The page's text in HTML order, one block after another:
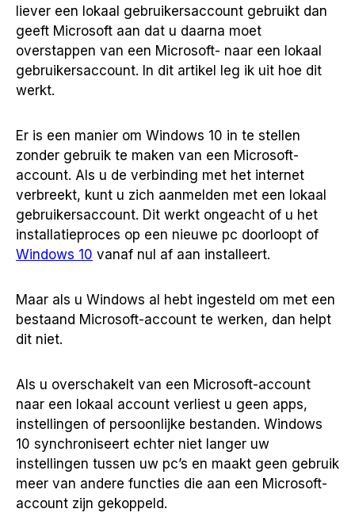
liever een lokaal gebruikersaccount gebruikt dan
geeft Microsoft aan dat u daarna moet
overstappen van een Microsoft- naar een lokaal
gebruikersaccount. In dit artikel leg ik uit hoe dit
werkt.
Er is een manier om Windows 10 in te stellen
zonder gebruik te maken van een Microsoft-
account. Als u de verbinding met het internet
verbreekt, kunt u zich aanmelden met een lokaal
gebruikersaccount. Dit werkt ongeacht of u het
installatieproces op een nieuwe pc doorloopt of
Windows 10 vanaf nul af aan installeert.
Maar als u Windows al hebt ingesteld om met een
bestaand Microsoft-account te werken, dan helpt
dit niet.
Als u overschakelt van een Microsoft-account
naar een lokaal account verliest u geen apps,
instellingen of persoonlijke bestanden. Windows
10 synchroniseert echter niet langer uw
instellingen tussen uw pc’s en maakt geen gebruik
meer van andere functies die aan een Microsoft-
account zijn gekoppeld.